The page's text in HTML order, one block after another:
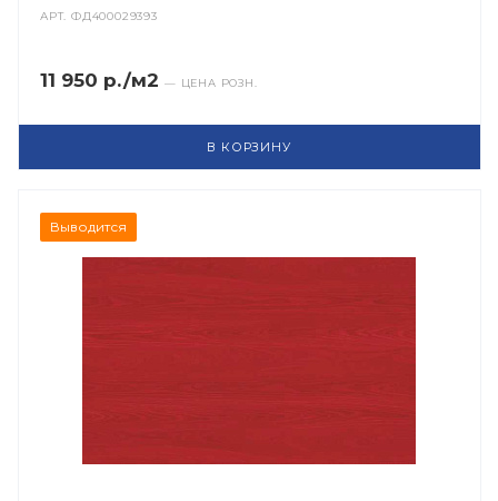
АРТ.ФД400029393
11 950 р./м2 — ЦЕНА РОЗН.
В КОРЗИНУ
Выводится